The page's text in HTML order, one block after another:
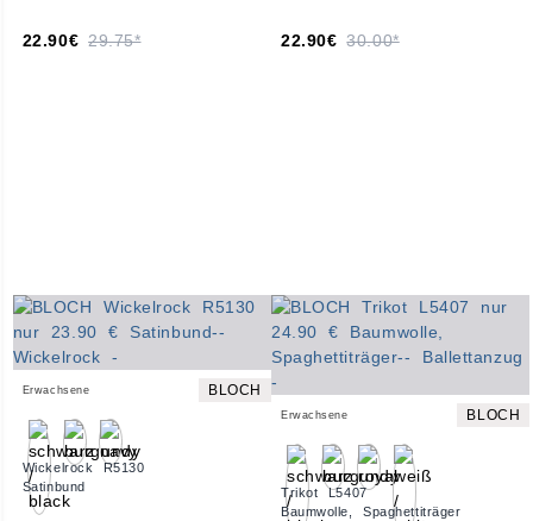
22.90€ 29.75* 22.90€ 30.00*
Erwachsene BLOCH
Wickelrock R5130
Satinbund
Erwachsene BLOCH
Trikot L5407
Baumwolle, Spaghettiträger